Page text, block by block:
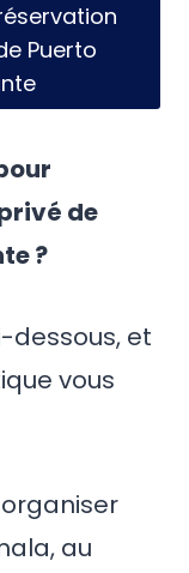
Puerto
de
?
dessous, et
vous
au